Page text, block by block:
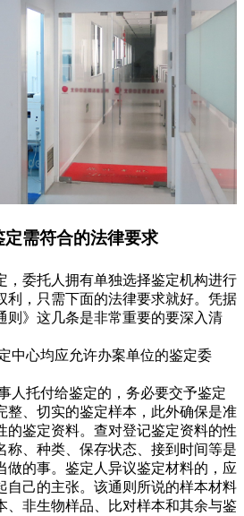
定需符合的法律要求
，委托人拥有单独选择鉴定机构进行
利，只需下面的法律要求就好。凭据
则》这几条是非常重要的要深入清
中心均应允许办案单位的鉴定委
人托付给鉴定的，务必要交予鉴定
整、切实的鉴定样本，此外确保是准
的鉴定资料。查对登记鉴定资料的性
称、种类、保存状态、接到时间等是
做的事。鉴定人异议鉴定材料的，应
自己的主张。该通则所说的样本材料
、非生物样品、比对样本和其余与鉴